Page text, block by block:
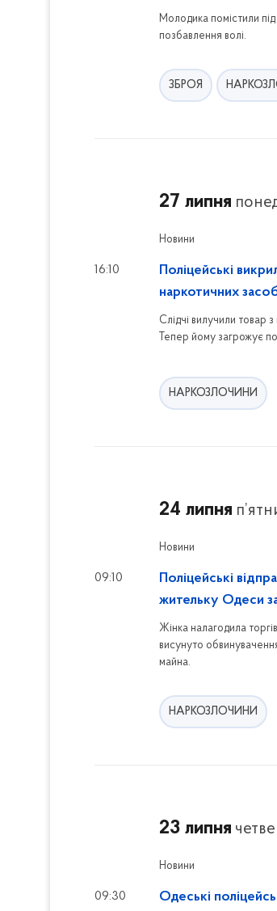
Молодика помістили
позбавлення волі.
ЗБРОЯ
27 липня
Новини
Поліцейські
наркотичних
Слідчі вилучили товар
Тепер йому загрожує
16:10
НАРКОЗЛОЧИНИ
24 липня
Новини
Поліцейські
жительку Одеси
Жінка налагодила
висунуто
майна.
09:10
НАРКОЗЛОЧИНИ
23 липня
Новини
Одеські
09:30